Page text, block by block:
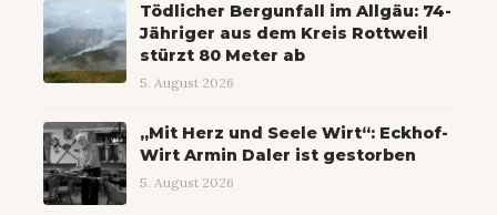
Tödlicher Bergunfall im Allgäu: 74-
Jähriger aus dem Kreis Rottweil
stürzt 80 Meter ab
5. August 2026
„Mit Herz und Seele Wirt“: Eckhof-
Wirt Armin Daler ist gestorben
5. August 2026